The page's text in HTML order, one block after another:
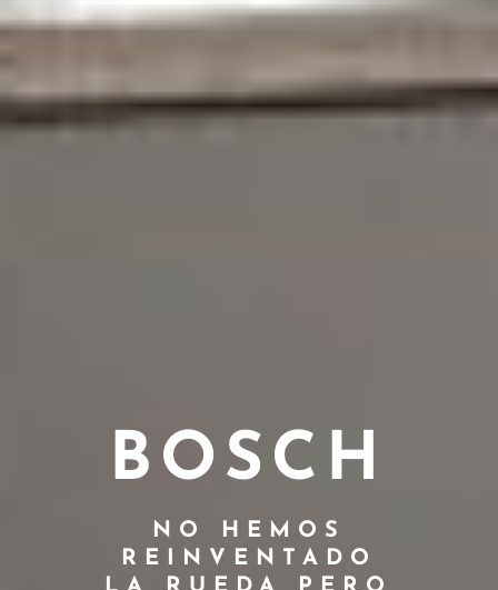
BOSCH
NO HEMOS
REINVENTADO